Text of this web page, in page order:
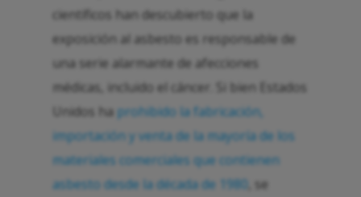
científicos han descubierto que la
exposición al asbesto es responsable de
una serie alarmante de afecciones
médicas, incluido el cáncer. Si bien Estados
Unidos ha prohibido la fabricación,
importación y venta de la mayoría de los
materiales comerciales que contienen
asbesto desde la década de 1980
, se